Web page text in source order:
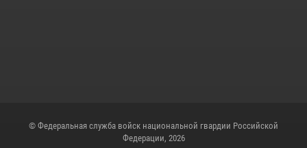
© Федеральная служба войск национальной гвардии Российской
Федерации, 2026